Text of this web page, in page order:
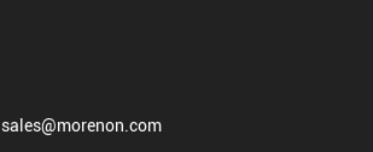
sales@morenon.com